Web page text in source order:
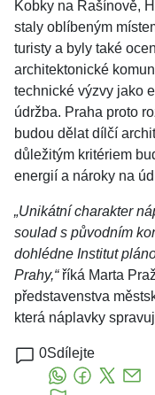
Kobky na Rašínově,
staly oblíbeným
turisty a byly také
architektonické
technické výzvy jako
údržba. Praha proto
budou dělat dílčí
důležitým kritériem
energií a nároky na
„Unikátní charakter
soulad s původním
dohlédne Institut
Prahy,“říká Marta
představenstva
která náplavky
0Sdílejte